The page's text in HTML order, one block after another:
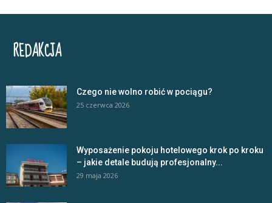
REDAKCJA
Czego nie wolno robić w pociągu?
25 czerwca 2026
Wyposażenie pokoju hotelowego krok po kroku
– jakie detale budują profesjonalny...
29 maja 2026